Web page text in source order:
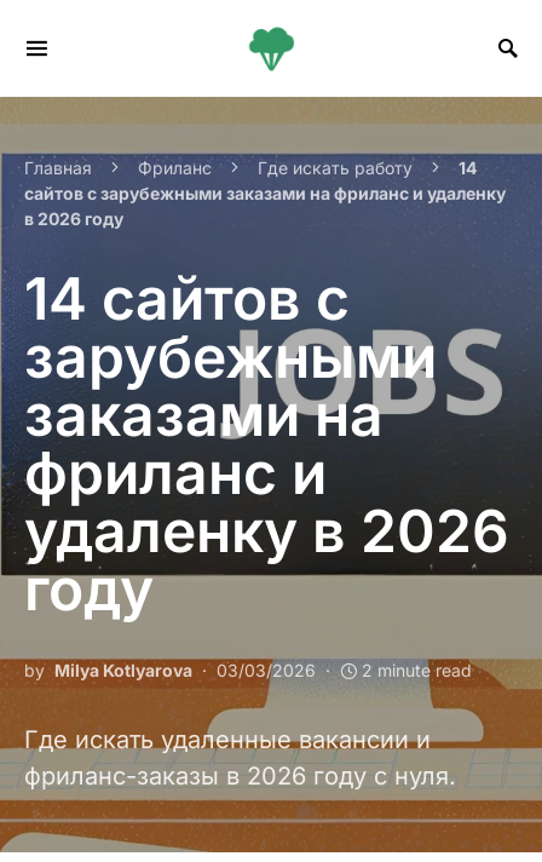
Главная Фриланс Где искать работу
14
сайтов с зарубежными заказами на фриланс и удаленку
в 2026 году
14 сайтов с
зарубежными
заказами на
фриланс и
удаленку в 2026
году
by Milya Kotlyarova 03/03/2026 2 minute read
Где искать удаленные вакансии и
фриланс-заказы в 2026 году с нуля.